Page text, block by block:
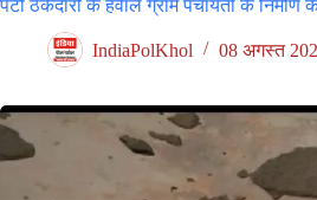
पेटी ठेकेदारों के हवाले ग्राम पंचायतों के निर्माण
IndiaPolKhol 08 अगस्त